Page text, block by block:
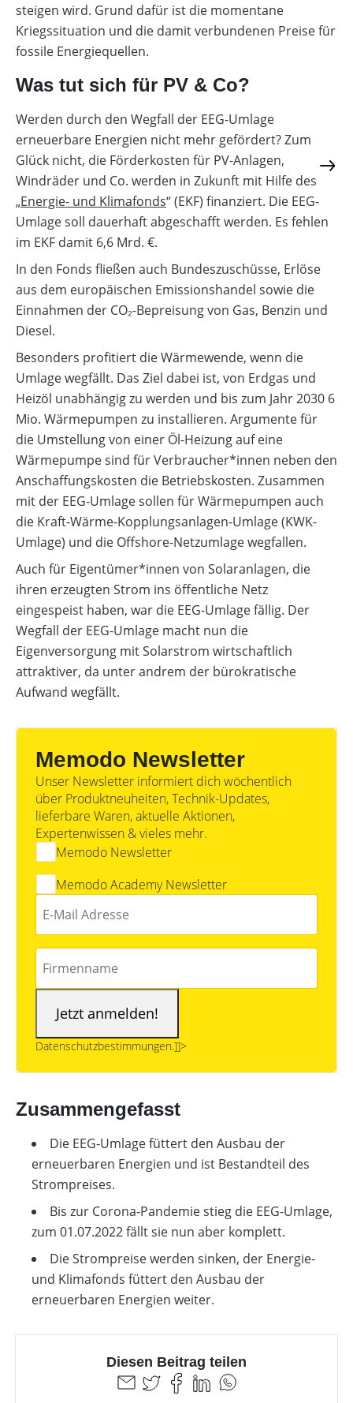
steigen wird. Grund dafür ist die momentane
Kriegssituation und die damit verbundenen Preise für
fossile Energiequellen.
Was tut sich für PV & Co?
Werden durch den Wegfall der EEG-Umlage
erneuerbare Energien nicht mehr gefördert? Zum
Glück nicht, die Förderkosten für PV-Anlagen,
Windräder und Co. werden in Zukunft mit Hilfe des
„Energie- und Klimafonds“ (EKF) finanziert. Die EEG-
Umlage soll dauerhaft abgeschafft werden. Es fehlen
im EKF damit 6,6 Mrd. €.
In den Fonds fließen auch Bundeszuschüsse, Erlöse
aus dem europäischen Emissionshandel sowie die
Einnahmen der CO₂-Bepreisung von Gas, Benzin und
Diesel.
Besonders profitiert die Wärmewende, wenn die
Umlage wegfällt. Das Ziel dabei ist, von Erdgas und
Heizöl unabhängig zu werden und bis zum Jahr 2030 6
Mio. Wärmepumpen zu installieren. Argumente für
die Umstellung von einer Öl-Heizung auf eine
Wärmepumpe sind für Verbraucher*innen neben den
Anschaffungskosten die Betriebskosten. Zusammen
mit der EEG-Umlage sollen für Wärmepumpen auch
die Kraft-Wärme-Kopplungsanlagen-Umlage (KWK-
Umlage) und die Offshore-Netzumlage wegfallen.
Auch für Eigentümer*innen von Solaranlagen, die
ihren erzeugten Strom ins öffentliche Netz
eingespeist haben, war die EEG-Umlage fällig. Der
Wegfall der EEG-Umlage macht nun die
Eigenversorgung mit Solarstrom wirtschaftlich
attraktiver, da unter andrem der bürokratische
Aufwand wegfällt.
Memodo Newsletter
Unser Newsletter informiert dich wöchentlich
über Produktneuheiten, Technik-Updates,
lieferbare Waren, aktuelle Aktionen,
Expertenwissen & vieles mehr.
Memodo Newsletter
Memodo Academy Newsletter
Datenschutzbestimmungen.]]>
Zusammengefasst
Die EEG-Umlage füttert den Ausbau der
erneuerbaren Energien und ist Bestandteil des
Strompreises.
Bis zur Corona-Pandemie stieg die EEG-Umlage,
zum 01.07.2022 fällt sie nun aber komplett.
Die Strompreise werden sinken, der Energie-
und Klimafonds füttert den Ausbau der
erneuerbaren Energien weiter.
Diesen Beitrag teilen